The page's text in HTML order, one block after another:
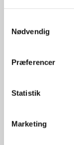
Nødvendig
Præferencer
Statistik
Marketing